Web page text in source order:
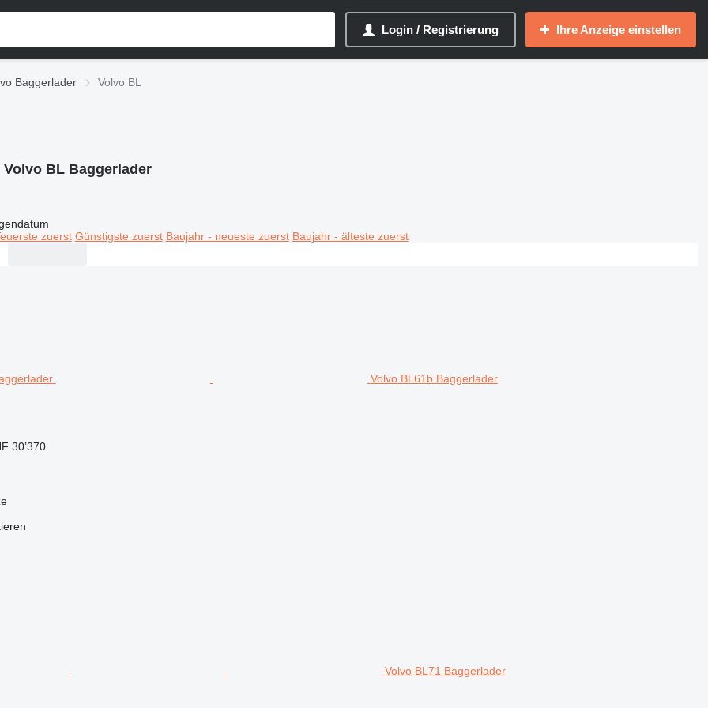
Login / Registrierung Ihre Anzeige einstellen
Baggerlader Volvo BL
Volvo BL Baggerlader
zuerst Günstigste zuerst Baujahr - neueste zuerst Baujahr - älteste zuerst
Volvo BL61b Baggerlader
30’370
Volvo BL71 Baggerlader